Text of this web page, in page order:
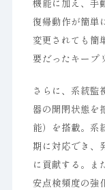
機能に加え、手
復帰動作が簡単
変更されても簡
要だったキープ
さらに、系統監
器の開閉状態を
能）を搭載。系
期に対応でき、
に貢献する。ま
安点検頻度の強